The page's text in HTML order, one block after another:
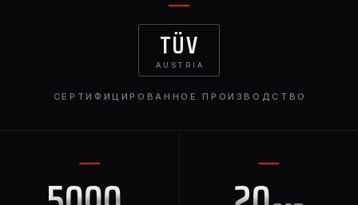
TÜV
AUSTRIA
СЕРТИФИЦИРОВАННОЕ ПРОИЗВОДСТВО